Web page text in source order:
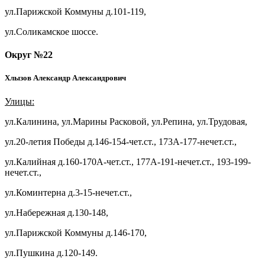
ул.Парижской Коммуны д.101-119,
ул.Соликамское шоссе.
Округ №22
Хлызов Александр Александрович
Улицы:
ул.Калинина, ул.Марины Расковой, ул.Репина, ул.Трудовая,
ул.20-летия Победы д.146-154-чет.ст., 173А-177-нечет.ст.,
ул.Калийная д.160-170А-чет.ст., 177А-191-нечет.ст., 193-199-
нечет.ст.,
ул.Коминтерна д.3-15-нечет.ст.,
ул.Набережная д.130-148,
ул.Парижской Коммуны д.146-170,
ул.Пушкина д.120-149.